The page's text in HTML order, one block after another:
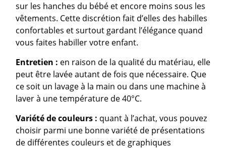
sur les hanches du bébé et encore moins sous les
vêtements. Cette discrétion fait d’elles des habilles
confortables et surtout gardant l’élégance quand
vous faites habiller votre enfant.
Entretien : en raison de la qualité du matériau, elle
peut être lavée autant de fois que nécessaire. Que
ce soit un lavage à la main ou dans une machine à
laver à une température de 40°C.
Variété de couleurs : quant à l’achat, vous pouvez
choisir parmi une bonne variété de présentations
de différentes couleurs et de graphiques